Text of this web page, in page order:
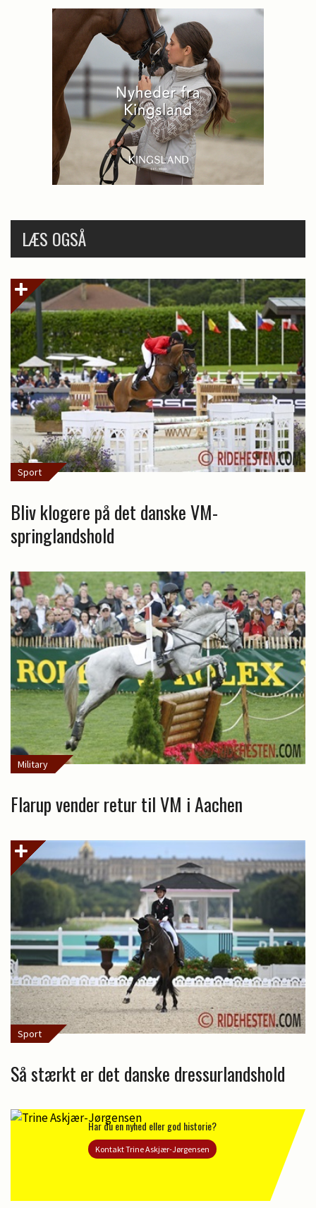
LÆS OGSÅ
Sport
Bliv klogere på det danske VM-
springlandshold
Military
Flarup vender retur til VM i Aachen
Sport
Så stærkt er det danske dressurlandshold
Har du en nyhed eller god historie?
Kontakt Trine Askjær-Jørgensen